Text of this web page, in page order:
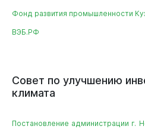
Фонд развития промышленности
ВЭБ.РФ
Совет по улучшению
климата
Постановление администрации г.